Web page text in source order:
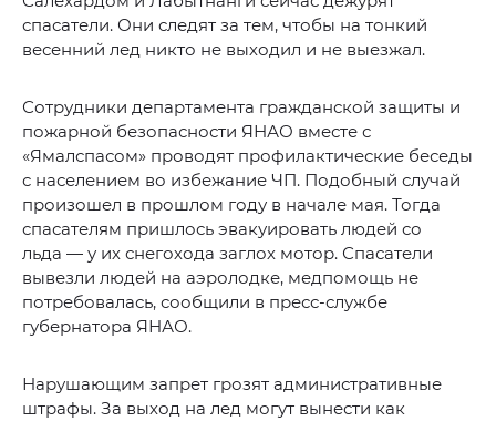
спасатели. Они следят за тем, чтобы на тонкий
весенний лед никто не выходил и не выезжал.
Сотрудники департамента гражданской защиты и
пожарной безопасности ЯНАО вместе с
«Ямалспасом» проводят профилактические беседы
с населением во избежание ЧП. Подобный случай
произошел в прошлом году в начале мая. Тогда
спасателям пришлось эвакуировать людей со
льда — у их снегохода заглох мотор. Спасатели
вывезли людей на аэролодке, медпомощь не
потребовалась, сообщили в пресс-службе
губернатора ЯНАО.
Нарушающим запрет грозят административные
штрафы. За выход на лед могут вынести как